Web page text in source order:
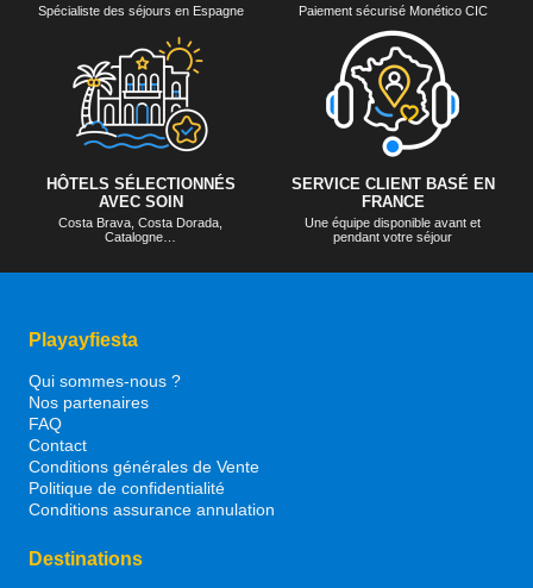
Spécialiste des séjours en Espagne Paiement sécurisé Monético CIC
HÔTELS SÉLECTIONNÉS
AVEC SOIN
Costa Brava, Costa Dorada,
Catalogne…
SERVICE CLIENT BASÉ EN
FRANCE
Une équipe disponible avant et
pendant votre séjour
Playayfiesta
Qui sommes-nous ?
Nos partenaires
FAQ
Contact
Conditions générales de Vente
Politique de confidentialité
Conditions assurance annulation
Destinations